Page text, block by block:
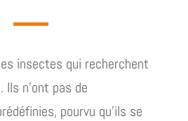
insectes qui recherchent
n’ont pas de
pourvu qu’ils se